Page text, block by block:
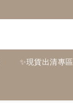
✨現貨出清專區